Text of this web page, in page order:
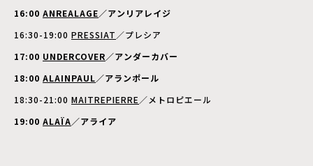
16:00 ANREALAGE／アンリアレイジ
16:30-19:00 PRESSIAT ／プレシア
17:00 UNDERCOVER／アンダーカバー
18:00 ALAINPAUL／アランポール
18:30-21:00 MAITREPIERRE ／メトロピエール
19:00 ALAÏA／アライア